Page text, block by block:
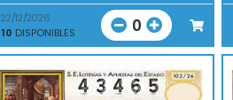
22/12/2026
10 DISPONIBLES 0